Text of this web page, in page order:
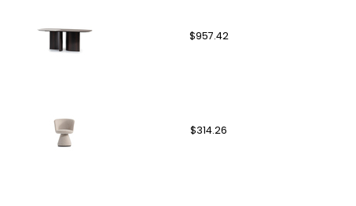
$957.42
$314.26